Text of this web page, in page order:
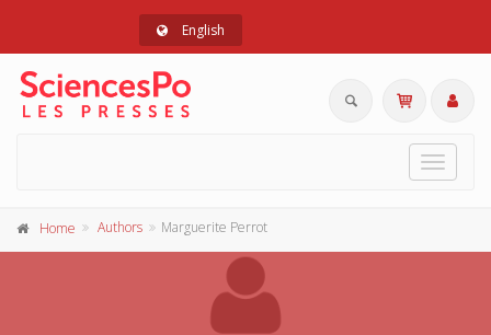
English
Toggle
Home Authors Marguerite Perrot